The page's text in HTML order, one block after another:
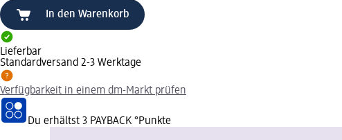
In den Warenkorb
Lieferbar
Standardversand 2-3 Werktage
Verfügbarkeit in einem dm-Markt prüfen
Du erhältst 3 PAYBACK °Punkte